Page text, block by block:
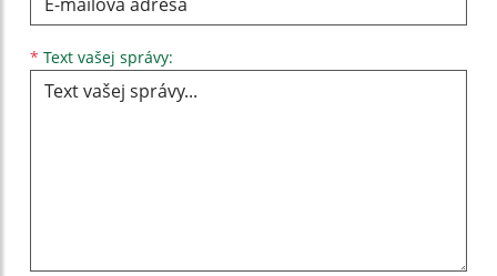
* Text vašej správy: